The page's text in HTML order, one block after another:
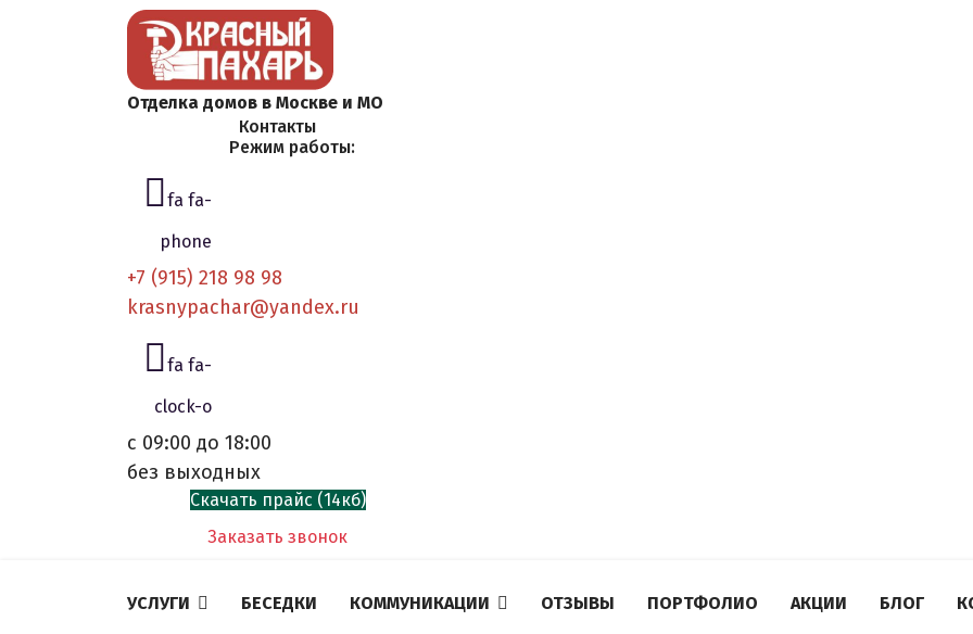
Отделка домов в Москве и МО
Контакты
Режим работы:
fa fa-
phone
+7 (915) 218 98 98
krasnypachar@yandex.ru
fa fa-
clock-o
с 09:00 до 18:00
без выходных
Скачать прайс (14кб)
Заказать звонок
УСЛУГИ БЕСЕДКИ КОММУНИКАЦИИ ОТЗЫВЫ ПОРТФОЛИО АКЦИИ БЛОГ